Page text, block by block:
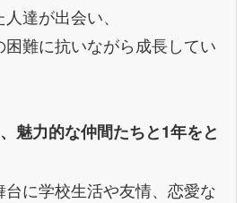
達が出会い、
難に抗いながら成長してい
魅力的な仲間たちと1年をと
に学校生活や友情、恋愛な